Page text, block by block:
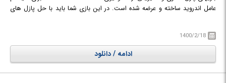
عامل اندروید ساخته و عرضه شده است. در این بازی شما باید با حل پازل های
گیم پلی بازی های تطبیق ساز است که در آن باید با قرار دادن سه یا تعداد
بیشتری مهره مشابه در کنار هم آن ها را از بین ببرید و به همین ترتیب همه ی
مهره ها موجود در صفحه را از بین ببرید و برای ساعت ها به گوشی میخکوب
شوید.
1400/2/18
ادامه / دانلود